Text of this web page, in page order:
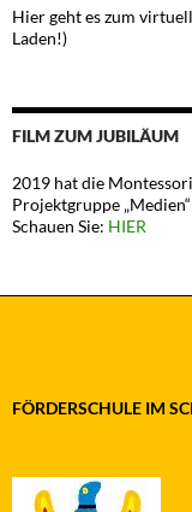
Hier geht es zum
Laden!)
FILM ZUM JUBILÄUM
2019 hat die
Projektgruppe
Schauen Sie: HIER
FÖRDERSCHULE IM